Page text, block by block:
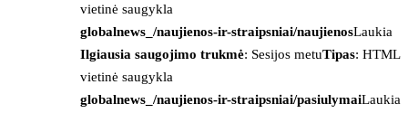
vietinė saugykla
globalnews_/naujienos-ir-straipsniai/naujienosLaukia
Ilgiausia saugojimo trukmė: Sesijos metuTipas: HTML
vietinė saugykla
globalnews_/naujienos-ir-straipsniai/pasiulymaiLaukia